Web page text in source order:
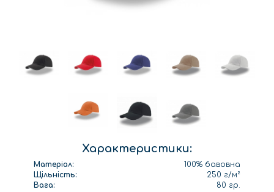
Характеристики:
Матеріал:
100% бавовна
Щільність:
250 г/м²
Вага:
80 гр.